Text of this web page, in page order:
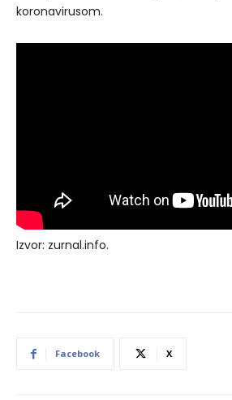
koronavirusom.
Izvor: zurnal.info.
Facebook X